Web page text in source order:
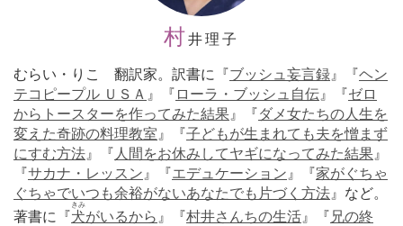
村井理子
むらい・りこ 翻訳家。訳書に『ブッシュ妄言録 』『ヘン
テコピープル ＵＳＡ 』『 ローラ・ブッシュ自伝 』『ゼロ
からトースターを作ってみた結果 』『ダメ女たちの人生を
変えた奇跡の料理教室 』『子どもが生まれても夫を憎まず
にすむ方法 』『 人間をお休みしてヤギになってみた結果 』
『サカナ・レッスン 』『エデュケーション 』『家がぐちゃ
ぐちゃでいつも余裕がないあなたでも片づく方法 』など。
著書に『犬
きみ
がいるから 』『村井さんちの生活 』『 兄の終